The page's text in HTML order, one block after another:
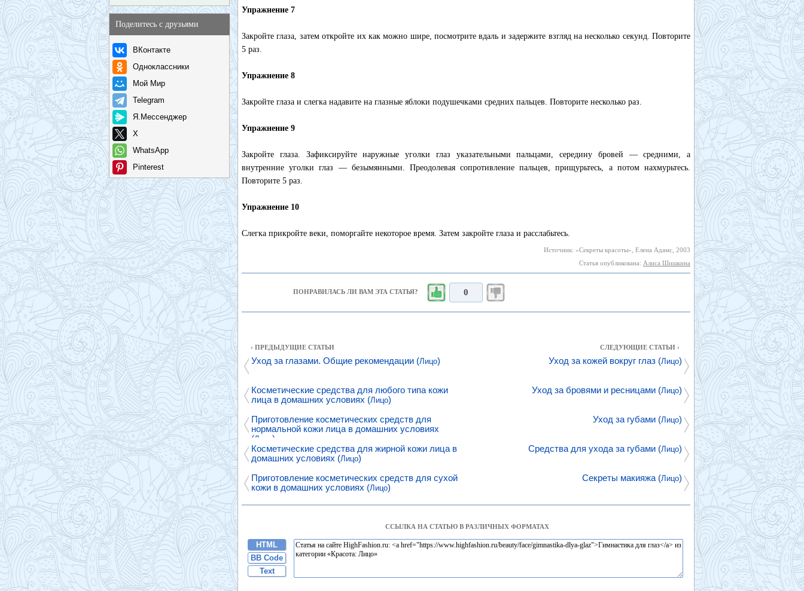
Поделитесь с друзьями
ВКонтакте
Одноклассники
Мой Мир
Telegram
Я.Мессенджер
X
WhatsApp
Pinterest
Упражнение 7
Закройте глаза, затем откройте их как можно шире, посмотрите вдаль и задержите взгляд на несколько секунд. Повторите
5 раз.
Упражнение 8
Закройте глаза и слегка надавите на глазные яблоки подушечками средних пальцев. Повторите несколько раз.
Упражнение 9
Закройте глаза. Зафиксируйте наружные уголки глаз указательными пальцами, середину бровей — средними, а
внутренние уголки глаз — безымянными. Преодолевая сопротивление пальцев, прищурьтесь, а потом нахмурьтесь.
Повторите 5 раз.
Упражнение 10
Слегка прикройте веки, поморгайте некоторое время. Затем закройте глаза и расслабьтесь.
Источник: «Секреты красоты», Елена Адамс, 2003
Статья опубликована: Алиса Шишкина
ПОНРАВИЛАСЬ ЛИ ВАМ ЭТА СТАТЬЯ? 0
‹ ПРЕДЫДУЩИЕ СТАТЬИ
Уход за глазами. Общие рекомендации (Лицо)
Косметические средства для любого типа кожи
лица в домашних условиях (Лицо)
Приготовление косметических средств для
нормальной кожи лица в домашних условиях
(Лицо )
Косметические средства для жирной кожи лица в
домашних условиях (Лицо)
Приготовление косметических средств для сухой
кожи в домашних условиях (Лицо)
СЛЕДУЮЩИЕ СТАТЬИ ›
Уход за кожей вокруг глаз (Лицо)
Уход за бровями и ресницами (Лицо)
Уход за губами (Лицо)
Средства для ухода за губами (Лицо)
Секреты макияжа (Лицо)
ССЫЛКА НА СТАТЬЮ В РАЗЛИЧНЫХ ФОРМАТАХ
HTML
BB Code
Text